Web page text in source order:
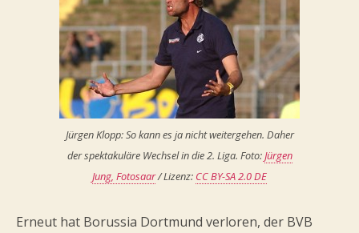
Jürgen Klopp: So kann es ja nicht weitergehen. Daher
der spektakuläre Wechsel in die 2. Liga. Foto:Jürgen
Jung, Fotosaar/ Lizenz: CC BY-SA 2.0 DE
Erneut hat Borussia Dortmund verloren, der BVB